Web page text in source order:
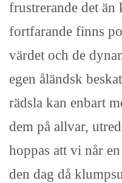
frustrerande det än
fortfarande finns
värdet och de
egen åländsk
rädsla kan enbart
dem på allvar,
hoppas att vi når
den dag då